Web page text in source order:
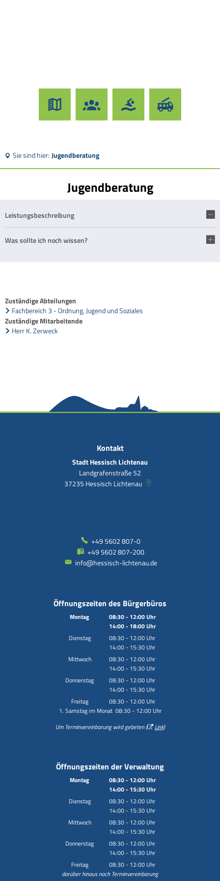
Sie sind hier: Jugendberatung
Jugendberatung
Leistungsbeschreibung
Was sollte ich noch wissen?
Zuständige Abteilungen
Fachbereich 3 - Ordnung, Jugend und Soziales
Zuständige Mitarbeitende
Herr K. Zerweck
Kontakt
Stadt Hessisch Lichtenau
Landgrafenstraße 52
37235 Hessisch Lichtenau
+49 5602 807-0
+49 5602 807-200
info@hessisch-lichtenau.de
Öffnungszeiten des Bürgerbüros
Montag 08:30- 12:00Uhr
Von 08:30 bis 12:00 Uhr
14:00- 18:00Uhr
Von 14:00 bis 18:00 Uhr
Dienstag 08:30- 12:00 Uhr
Von 08:30 bis 12:00 Uhr
14:00- 15:30 Uhr
Von 14:00 bis 15:30 Uhr
Mittwoch 08:30- 12:00 Uhr
Von 08:30 bis 12:00 Uhr
14:00- 15:30 Uhr
Von 14:00 bis 15:30 Uhr
Donnerstag 08:30- 12:00 Uhr
Von 08:30 bis 12:00 Uhr
14:00- 15:30 Uhr
Von 14:00 bis 15:30 Uhr
Freitag 08:30- 12:00 Uhr
Von 08:30 bis 12:00 Uhr
1. Samstag im Monat 08:30 - 12:00 Uhr
Um Terminvereinbarung wird gebeten (
Link)
Öffnungszeiten der Verwaltung
Montag 08:30- 12:00Uhr
Von 08:30 bis 12:00 Uhr
14:00- 15:30Uhr
Von 14:00 bis 15:30 Uhr
Dienstag 08:30- 12:00 Uhr
Von 08:30 bis 12:00 Uhr
14:00- 15:30 Uhr
Von 14:00 bis 15:30 Uhr
Mittwoch 08:30- 12:00 Uhr
Von 08:30 bis 12:00 Uhr
14:00- 15:30 Uhr
Von 14:00 bis 15:30 Uhr
Donnerstag 08:30- 12:00 Uhr
Von 08:30 bis 12:00 Uhr
14:00- 15:30 Uhr
Von 14:00 bis 15:30 Uhr
Freitag 08:30- 12:00 Uhr
Von 08:30 bis 12:00 Uhr
darüber hinaus nach Terminvereinbarung